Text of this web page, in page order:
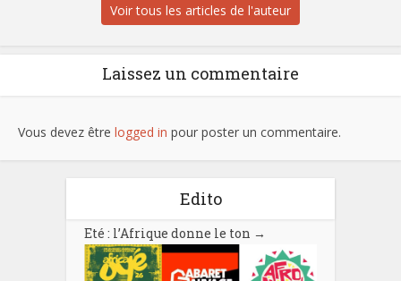
Voir tous les articles de l'auteur
Laissez un commentaire
Vous devez être logged in pour poster un commentaire.
Edito
Eté : l’Afrique donne le ton →